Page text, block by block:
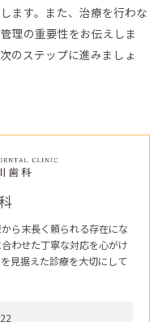
ます。また、治療を行わな
理の重要性をお伝えしま
のステップに進みましょ
ら末長く頼られる存在にな
わせた丁寧な対応を心がけ
見据えた診療を大切にして